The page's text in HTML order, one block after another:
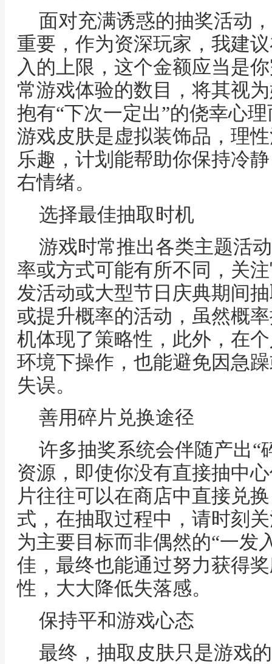
面对充满诱惑的抽奖活动
重要，作为资深玩家，我建
入的上限，这个金额应当是
常游戏体验的数目，将其视
抱有“下次一定出”的侥幸心
游戏皮肤是虚拟装饰品，理
乐趣，计划能帮助你保持冷
右情绪。
选择最佳抽取时机
游戏时常推出各类主题活
率或方式可能有所不同，关
发活动或大型节日庆典期间
或提升概率的活动，虽然概
机体现了策略性，此外，在
环境下操作，也能避免因急
失误。
善用碎片兑换途径
许多抽奖系统会伴随产出“
资源，即使你没有直接抽中
片往往可以在商店中直接兑
式，在抽取过程中，请时刻
为主要目标而非偶然的“一发
佳，最终也能通过努力获得
性，大大降低失落感。
保持平和游戏心态
最终，抽取皮肤只是游戏